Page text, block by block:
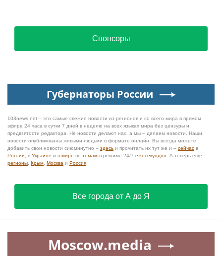
Спонсоры
Губернаторы России
103news.net – это самые свежие новости из регионов и со всего мира в прямом
эфире 24 часа в сутки 7 дней в неделю на всех языках мира без цензуры и
предвзятости редактора. Не новости делают нас, а мы – делаем новости. Наши
новости опубликованы живыми людьми в формате онлайн. Вы всегда можете
добавить свои новости сиюминутно – здесь и прочитать их тут же и – сейчас в
России , в Украине и в мире по темам в режиме 24/7 ежесекундно . А теперь ещё -
регионы Крым Москва и Россия
Все города от А до Я
Moscow.media